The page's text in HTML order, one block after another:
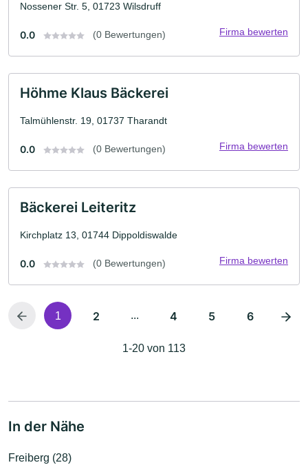
Nossener Str. 5, 01723 Wilsdruff
0.0 (0 Bewertungen) Firma bewerten
Höhme Klaus Bäckerei
Talmühlenstr. 19, 01737 Tharandt
0.0 (0 Bewertungen) Firma bewerten
Bäckerei Leiteritz
Kirchplatz 13, 01744 Dippoldiswalde
0.0 (0 Bewertungen) Firma bewerten
1 2 ... 4 5 6
1-20 von 113
In der Nähe
Freiberg (28)